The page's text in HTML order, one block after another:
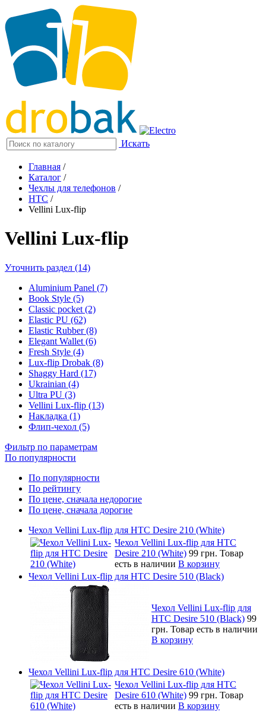
Искать
Главная /
Каталог /
Чехлы для телефонов /
HTC /
Vellini Lux-flip
Vellini Lux-flip
Уточнить раздел (14)
Aluminium Panel (7)
Book Style (5)
Classic pocket (2)
Elastic PU (62)
Elastic Rubber (8)
Elegant Wallet (6)
Fresh Style (4)
Lux-flip Drobak (8)
Shaggy Hard (17)
Ukrainian (4)
Ultra PU (3)
Vellini Lux-flip (13)
Накладка (1)
Флип-чехол (5)
Фильтр по параметрам
По популярности
По популярности
По рейтингу
По цене, сначала недорогие
По цене, сначала дорогие
Чехол Vellini Lux-flip для HTC Desire 210 (White)
Чехол Vellini Lux-flip для HTC
Desire 210 (White) 99 грн. Товар
есть в наличии В корзину
Чехол Vellini Lux-flip для HTC Desire 510 (Black)
Чехол Vellini Lux-flip для
HTC Desire 510 (Black) 99
грн. Товар есть в наличии
В корзину
Чехол Vellini Lux-flip для HTC Desire 610 (White)
Чехол Vellini Lux-flip для HTC
Desire 610 (White) 99 грн. Товар
есть в наличии В корзину